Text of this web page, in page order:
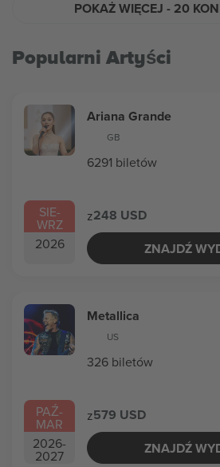
POKAŻ WIĘCEJ - 20
Popularni Artyści
SIE-
WRZ
2026
Ariana Grande
GB
6291 biletów
z248 USD
ZNAJDŹ
PAŹ-
MAR
2026-
2027
Metallica
US
326 biletów
z579 USD
ZNAJDŹ